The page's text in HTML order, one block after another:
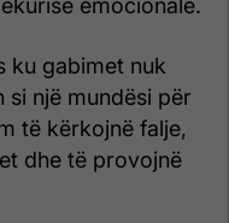
emocionale.
ku gabimet nuk
si një mundësi për
të kërkojnë falje,
dhe të provojnë